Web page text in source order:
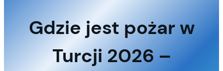
Gdzie jest pożar w
Turcji 2026 –